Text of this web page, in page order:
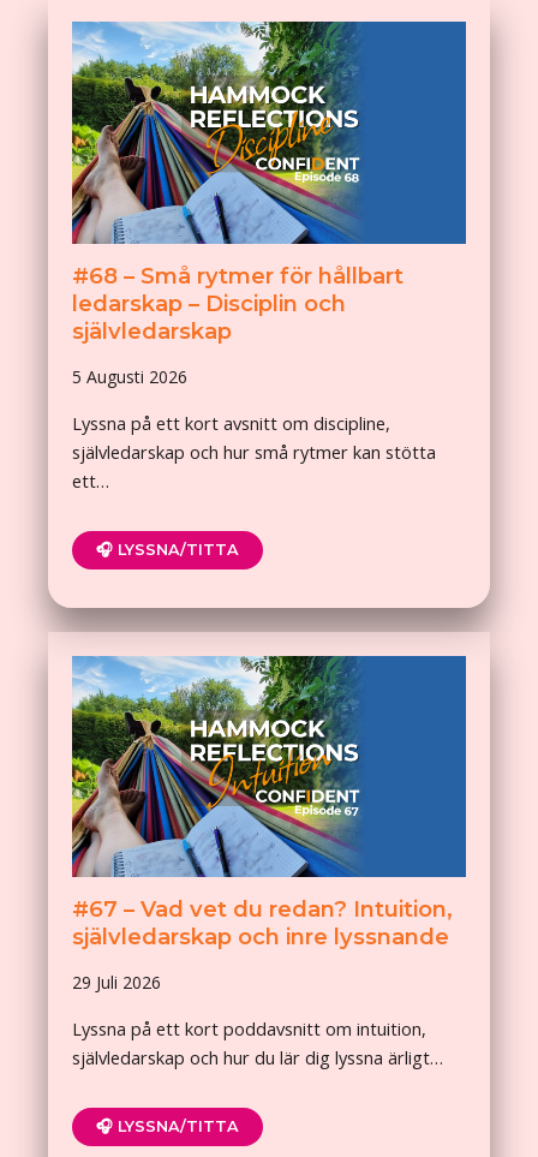
#68 – Små rytmer för hållbart
ledarskap – Disciplin och
självledarskap
5 Augusti 2026
Lyssna på ett kort avsnitt om discipline,
självledarskap och hur små rytmer kan stötta
ett…
🎧 LYSSNA/TITTA
#67 – Vad vet du redan? Intuition,
självledarskap och inre lyssnande
29 Juli 2026
Lyssna på ett kort poddavsnitt om intuition,
självledarskap och hur du lär dig lyssna ärligt…
🎧 LYSSNA/TITTA